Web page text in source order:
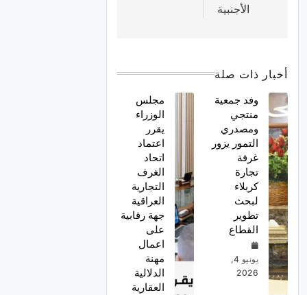
الأجنبية
أخبار ذات صلة
وفد جمعية
منتجي
ومصدري
التمور يزور
غرفة
تجارة
كربلاء
لبحث
تطوير
القطاع
يونيو 4,
2026
مجلس
الوزراء
يقرر
اعتماد
اتحاد
الغرف
التجارية
العراقية
جهة رقابية
على
اعمال
مهنة
الدلالية
العقارية